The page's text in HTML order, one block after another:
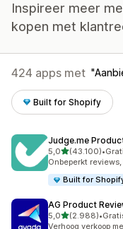
Inspireer meer
kopen met
424 apps met
Built for Shopify
Judge.me
5,0van 5 sterren
(43.100)
43100 recensies
•
Onbeperkt
Built for
AG Product
5,0van 5 sterren
(2.988)
2988 recensies in
•
Verhoog verkoop